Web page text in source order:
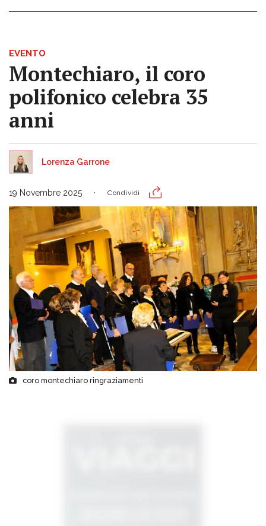
EVENTO
Montechiaro, il coro
polifonico celebra 35
anni
Lorenza Garrone
19 Novembre 2025 Condividi
coro montechiaro ringraziamenti